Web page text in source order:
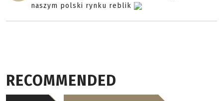
naszym polski rynku reblik
RECOMMENDED